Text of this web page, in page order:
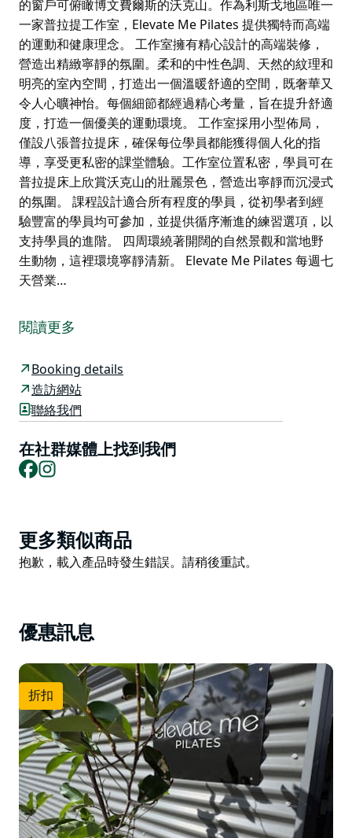
的窗戶可俯瞰博文費爾斯的沃克山。作為利斯戈地區唯一
一家普拉提工作室，Elevate Me Pilates 提供獨特而高端
的運動和健康理念。 工作室擁有精心設計的高端裝修，
營造出精緻寧靜的氛圍。柔和的中性色調、天然的紋理和
明亮的室內空間，打造出一個溫暖舒適的空間，既奢華又
令人心曠神怡。每個細節都經過精心考量，旨在提升舒適
度，打造一個優美的運動環境。 工作室採用小型佈局，
僅設八張普拉提床，確保每位學員都能獲得個人化的指
導，享受更私密的課堂體驗。工作室位置私密，學員可在
普拉提床上欣賞沃克山的壯麗景色，營造出寧靜而沉浸式
的氛圍。 課程設計適合所有程度的學員，從初學者到經
驗豐富的學員均可參加，並提供循序漸進的練習選項，以
支持學員的進階。 四周環繞著開闊的自然景觀和當地野
生動物，這裡環境寧靜清新。 Elevate Me Pilates 每週七
天營業…
戈鎮中心僅三公里，坐落於寧靜的鄉村環境中，透過寬大
的窗戶可俯瞰博文費爾斯的沃克山。作為利斯戈地區唯一
的運動和健康理念。
工作室擁有精心設計的高端裝修，營造出精緻寧靜的氛
圍。柔和的中性色調、天然的紋理和明亮的室內空間，打
造出一個溫暖舒適的空間，既奢華又令人心曠神怡。每個
細節都經過精心考量，旨在提升舒適度，打造一個優美的
都能獲得個人化的指導，享受更私密的課堂體驗。工作室
位置私密，學員可在普拉提床上欣賞沃克山的壯麗景色，
營造出寧靜而沉浸式的氛圍。
員均可參加，並提供循序漸進的練習選項，以支持學員的
進階。
四周環繞著開闊的自然景觀和當地野生動物，這裡環境寧
靜清新。
Elevate Me Pilates 每週七天營業，歡迎當地居民和遊客
前來體驗靜謐優美的低強度正念普拉提課程。
您可以在線上購買單次課程卡，方便遊客在當地期間輕鬆
加入課程。
閱讀更多
Booking details
造訪網站
聯絡我們
在社群媒體上找到我們
Facebook
Product
List
更多類似商品
Product
抱歉，載入產品時發生錯誤。請稍後重試。
優惠訊息
折扣